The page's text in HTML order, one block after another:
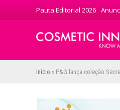
Pauta Editorial 2026
Início » P&G lança coleção